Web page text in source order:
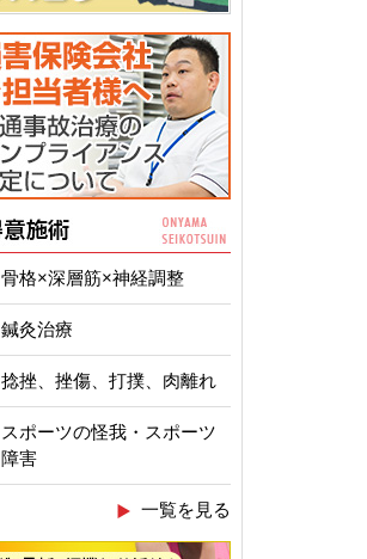
骨格×深層筋×神経調整
鍼灸治療
捻挫、挫傷、打撲、肉離れ
スポーツの怪我・スポーツ
障害
一覧を見る